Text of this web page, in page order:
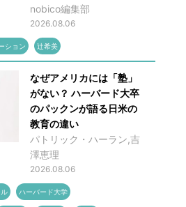
nobico編集部
2026.08.06
ション 辻希美
なぜアメリカには「塾」
がない？ ハーバード大卒
のパックンが語る日米の
教育の違い
パトリック・ハーラン,吉
澤恵理
2026.08.06
ハーバード大学